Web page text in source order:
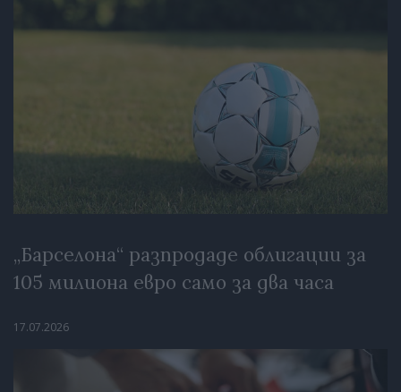
„Барселона“ разпродаде облигации за
105 милиона евро само за два часа
17.07.2026